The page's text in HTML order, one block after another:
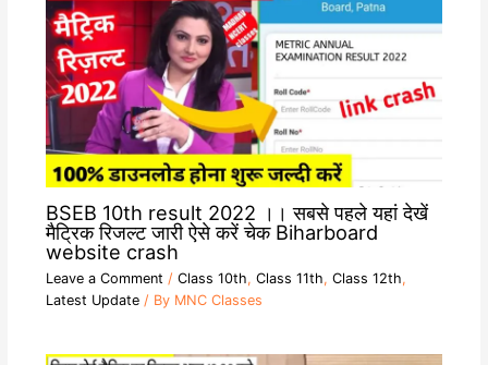
BSEB 10th result 2022 ।। सबसे पहले यहां देखें
मैट्रिक रिजल्ट जारी ऐसे करें चेक Biharboard
website crash
Leave a Comment / Class 10th, Class 11th, Class 12th,
Latest Update/ By MNC Classes